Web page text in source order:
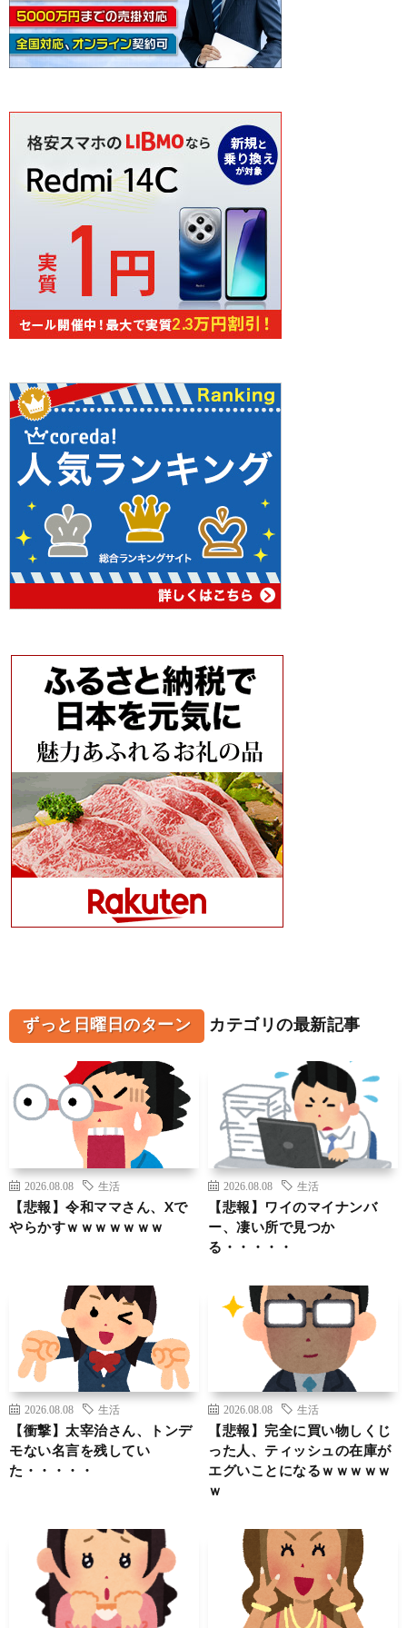
ずっと日曜日のターン カテゴリの最新記事
2026.08.08 生活
【悲報】令和ママさん、Xで
やらかすｗｗｗｗｗｗｗ
2026.08.08 生活
【悲報】ワイのマイナンバ
ー、凄い所で見つか
る・・・・・
2026.08.08 生活
【衝撃】太宰治さん、トンデ
モない名言を残してい
た・・・・・
2026.08.08 生活
【悲報】完全に買い物しくじ
った人、ティッシュの在庫が
エグいことになるｗｗｗｗｗ
ｗ